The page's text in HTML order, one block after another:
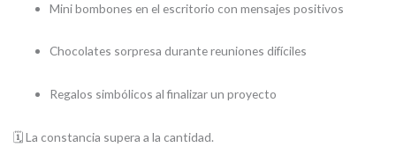
Mini bombones en el escritorio con mensajes positivos
Chocolates sorpresa durante reuniones difíciles
Regalos simbólicos al finalizar un proyecto
🗓️ La constancia supera a la cantidad.